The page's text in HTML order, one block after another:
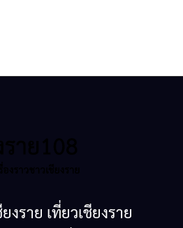
งราย เที่ยวเชียงราย